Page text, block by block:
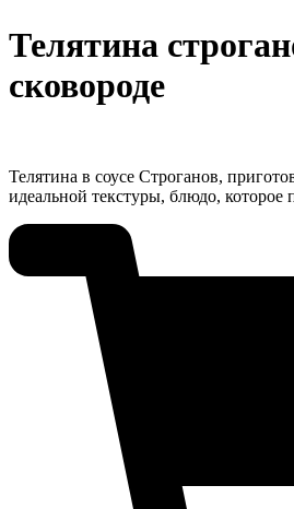
Телятина
сковороде
Телятинa в соусе Строганов,
идеальной текстуры, блюдо, которое